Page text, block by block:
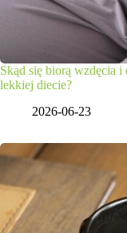
Skąd się biorą wzdęcia
lekkiej diecie?
2026-06-23